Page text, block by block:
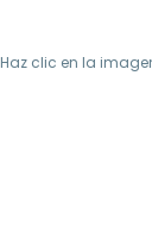
Haz clic en la